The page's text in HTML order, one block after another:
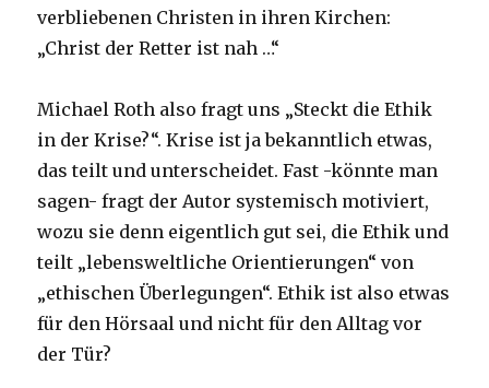
verbliebenen Christen in ihren Kirchen:
„Christ der Retter ist nah …“
Michael Roth also fragt uns „Steckt die Ethik
in der Krise?“. Krise ist ja bekanntlich etwas,
das teilt und unterscheidet. Fast -könnte man
sagen- fragt der Autor systemisch motiviert,
wozu sie denn eigentlich gut sei, die Ethik und
teilt „lebensweltliche Orientierungen“ von
„ethischen Überlegungen“. Ethik ist also etwas
für den Hörsaal und nicht für den Alltag vor
der Tür?